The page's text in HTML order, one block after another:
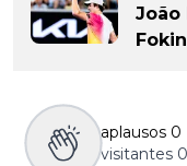
João
aplausos 0
visitantes 0